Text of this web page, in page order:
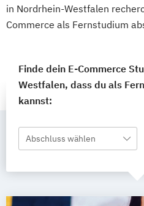
in Nordrhein-Westfalen
Commerce als Fernstudium
Finde dein E-Commerce
Westfalen, dass du als
kannst:
Abschluss wählen